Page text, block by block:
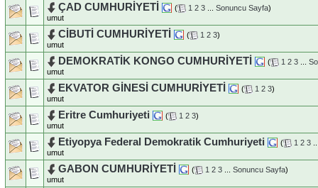
ÇAD CUMHURİYETİ ( 1 2 3 Sonuncu Sayfa)
umut
CİBUTİ CUMHURİYETİ ( 1 2 3)
umut
DEMOKRATİK KONGO CUMHURİYETİ ( 1 2 3
umut
EKVATOR GİNESİ CUMHURİYETİ ( 1 2 3)
umut
Eritre Cumhuriyeti ( 1 2 3)
umut
Etiyopya Federal Demokratik Cumhuriyeti ( 1 2 3
umut
GABON CUMHURİYETİ ( 1 2 3 Sonuncu Sayfa)
umut